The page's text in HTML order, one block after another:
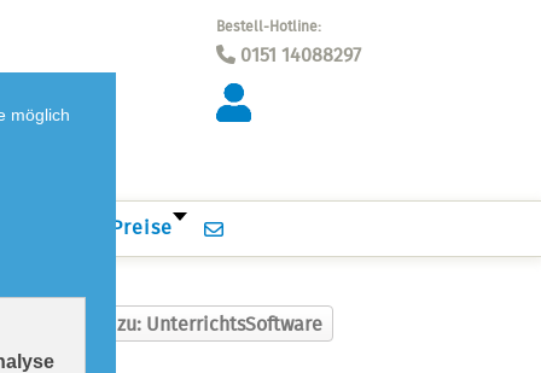
möglich
Bestell-Hotline:
0151 14088297
Preise
Zurück zu: UnterrichtsSoftware